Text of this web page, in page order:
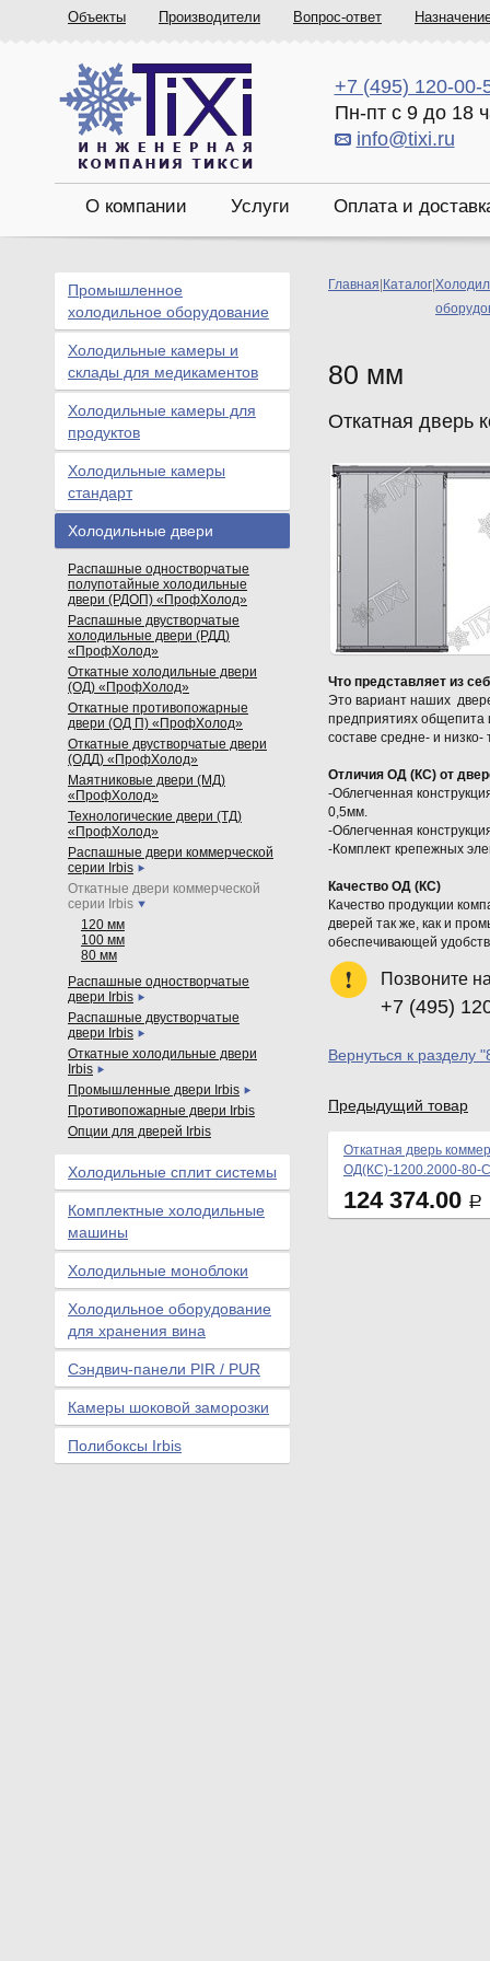
Объекты Производители Вопрос-ответ
+7 (495) 120-00-
Пн-пт с 9 до 18
info@tixi.ru
О компании Услуги Оплата и
Главная Каталог
80 мм
Откатная дверь
Что представляет из
Это вариант наших
предприятиях
составе средне- и
Отличия ОД (КС) от
-Облегченная
0,5мм.
-Облегченная
-Комплект крепежных
Качество ОД (КС)
Качество продукции
дверей так же, как и
обеспечивающей
Позвоните
+7 (495)
Вернуться к разделу
Предыдущий товар
Откатная дверь
ОД(КС)-1200.2000-80-С
124 374.00 Р
Промышленное
холодильное оборудование
Холодильные камеры и
склады для медикаментов
Холодильные камеры для
продуктов
Холодильные камеры
стандарт
Холодильные двери
Распашные одностворчатые
полупотайные холодильные
двери (РДОП) «ПрофХолод»
Распашные двустворчатые
холодильные двери (РДД)
«ПрофХолод»
Откатные холодильные двери
(ОД) «ПрофХолод»
Откатные противопожарные
двери (ОД П) «ПрофХолод»
Откатные двустворчатые двери
(ОДД) «ПрофХолод»
Маятниковые двери (МД)
«ПрофХолод»
Технологические двери (ТД)
«ПрофХолод»
Распашные двери коммерческой
серии Irbis
Откатные двери коммерческой
серии Irbis
120 мм
100 мм
80 мм
Распашные одностворчатые
двери Irbis
Распашные двустворчатые
двери Irbis
Откатные холодильные двери
Irbis
Промышленные двери Irbis
Противопожарные двери Irbis
Опции для дверей Irbis
Холодильные сплит системы
Комплектные холодильные
машины
Холодильные моноблоки
Холодильное оборудование
для хранения вина
Сэндвич-панели PIR / PUR
Камеры шоковой заморозки
Полибоксы Irbis